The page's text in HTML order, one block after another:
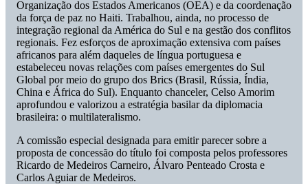
Organização dos Estados Americanos (OEA) e da coordenação
da força de paz no Haiti. Trabalhou, ainda, no processo de
integração regional da América do Sul e na gestão dos conflitos
regionais. Fez esforços de aproximação extensiva com países
africanos para além daqueles de língua portuguesa e
estabeleceu novas relações com países emergentes do Sul
Global por meio do grupo dos Brics (Brasil, Rússia, Índia,
China e África do Sul). Enquanto chanceler, Celso Amorim
aprofundou e valorizou a estratégia basilar da diplomacia
brasileira: o multilateralismo.
A comissão especial designada para emitir parecer sobre a
proposta de concessão do título foi composta pelos professores
Ricardo de Medeiros Carneiro, Álvaro Penteado Crosta e
Carlos Aguiar de Medeiros.